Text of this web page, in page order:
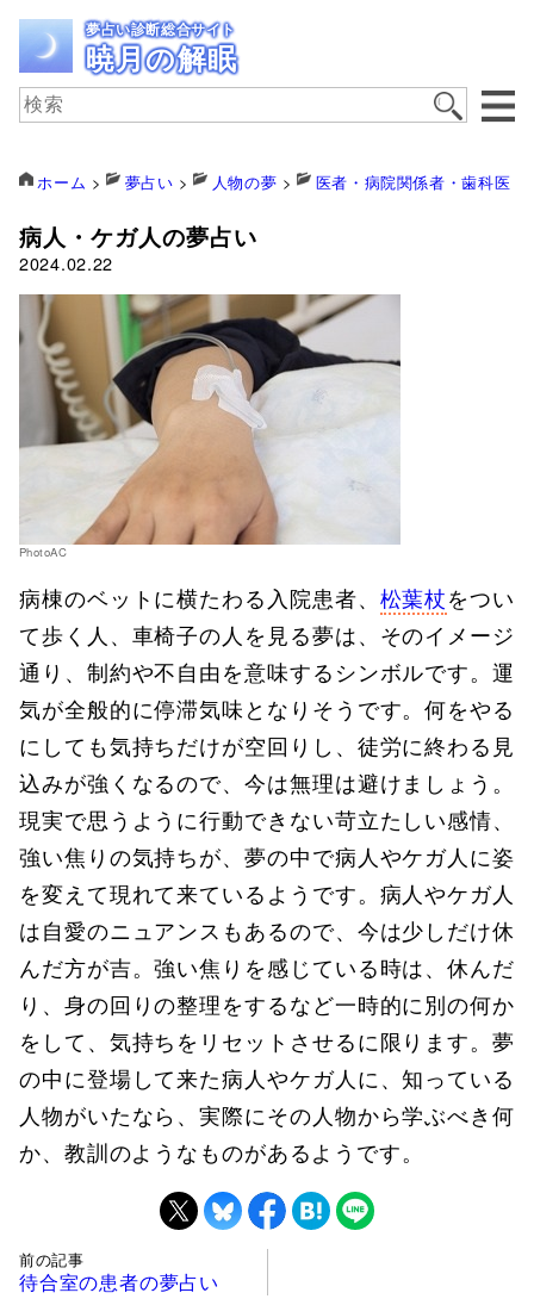
夢占い診断総合サイト
暁月の解眠
ホーム > 夢占い > 人物の夢 > 医者・病院関係者・歯科医
病人・ケガ人の夢占い
2024.02.22
PhotoAC
病棟のベットに横たわる入院患者、 松葉杖をつい
て歩く人、車椅子の人を見る夢は、そのイメージ
通り、制約や不自由を意味するシンボルです。運
気が全般的に停滞気味となりそうです。何をやる
にしても気持ちだけが空回りし、徒労に終わる見
込みが強くなるので、今は無理は避けましょう。
現実で思うように行動できない苛立たしい感情、
強い焦りの気持ちが、夢の中で病人やケガ人に姿
を変えて現れて来ているようです。病人やケガ人
は自愛のニュアンスもあるので、今は少しだけ休
んだ方が吉。強い焦りを感じている時は、休んだ
り、身の回りの整理をするなど一時的に別の何か
をして、気持ちをリセットさせるに限ります。夢
の中に登場して来た病人やケガ人に、知っている
人物がいたなら、実際にその人物から学ぶべき何
か、教訓のようなものがあるようです。
前の記事
待合室の患者の夢占い